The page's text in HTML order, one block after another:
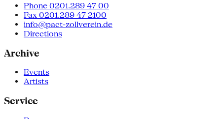
Phone 0201.289 47 00
Fax 0201.289 47 2100
info@pact-zollverein.de
Directions
Archive
Events
Artists
Service